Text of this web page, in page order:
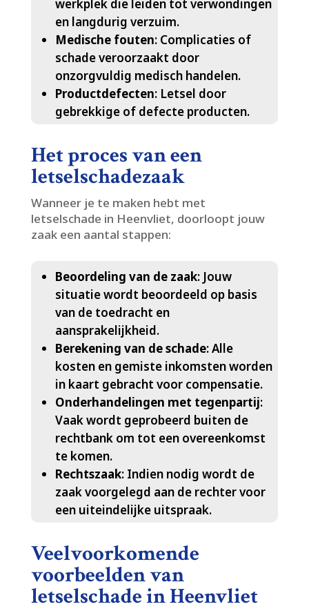
werkplek die leiden tot verwondingen
en langdurig verzuim.​
Medische fouten: Complicaties of
schade veroorzaakt door
onzorgvuldig medisch handelen.​
Productdefecten: Letsel door
gebrekkige of defecte producten.​
Het proces van een
letselschadezaak
Wanneer je te maken hebt met
letselschade in Heenvliet, doorloopt jouw
zaak een aantal stappen:
Beoordeling van de zaak: Jouw
situatie wordt beoordeeld op basis
van de toedracht en
aansprakelijkheid.​
Berekening van de schade: Alle
kosten en gemiste inkomsten worden
in kaart gebracht voor compensatie.​
Onderhandelingen met tegenpartij:
Vaak wordt geprobeerd buiten de
rechtbank om tot een overeenkomst
te komen.​
Rechtszaak: Indien nodig wordt de
zaak voorgelegd aan de rechter voor
een uiteindelijke uitspraak.​
Veelvoorkomende
voorbeelden van
letselschade in Heenvliet